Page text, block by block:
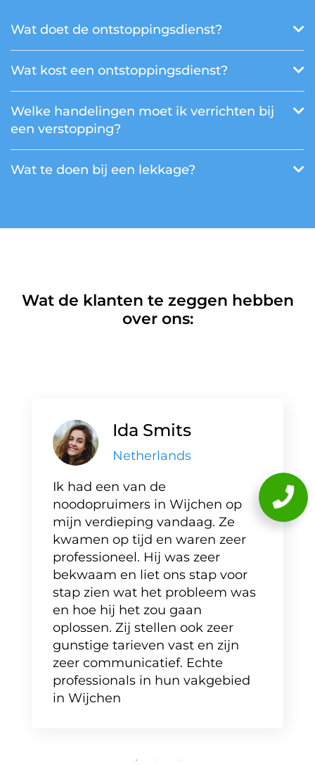
Wat doet de ontstoppingsdienst?
Wat kost een ontstoppingsdienst?
Welke handelingen moet ik verrichten bij
een verstopping?
Wat te doen bij een lekkage?
Wat de klanten te zeggen hebben
over ons:
Ida Smits
Netherlands
Ik had een van de
noodopruimers in Wijchen op
mijn verdieping vandaag. Ze
kwamen op tijd en waren zeer
professioneel. Hij was zeer
bekwaam en liet ons stap voor
stap zien wat het probleem was
en hoe hij het zou gaan
oplossen. Zij stellen ook zeer
gunstige tarieven vast en zijn
zeer communicatief. Echte
professionals in hun vakgebied
in Wijchen